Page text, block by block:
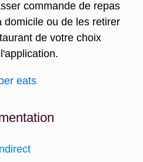
commande de repas
ou de les retirer
de votre choix
eats